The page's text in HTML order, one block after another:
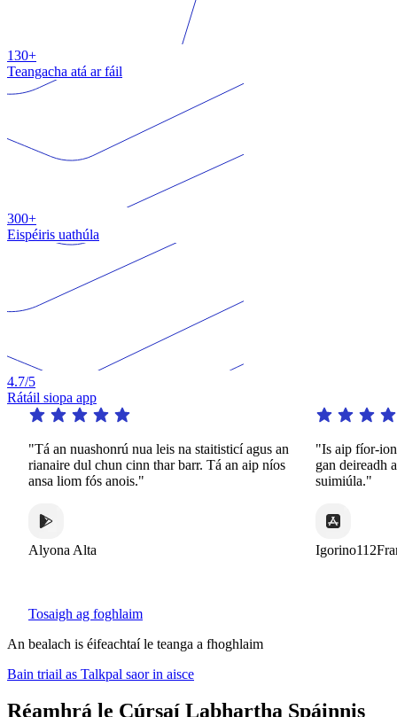
130+
Teangacha atá ar fáil
300+
Eispéiris uathúla
4.7/5
Rátáil siopa app
"Tá an nuashonrú nua leis na staitisticí agus an
rianaire dul chun cinn thar barr. Tá an aip níos
ansa liom fós anois."
Alyona Alta
"Is aip fíor-
gan deireadh
suimiúla."
Tosaigh ag foghlaim
An bealach is éifeachtaí le teanga a fhoghlaim
Bain triail as Talkpal saor in aisce
Réamhrá le Cúrsaí Labhartha Spáinnis